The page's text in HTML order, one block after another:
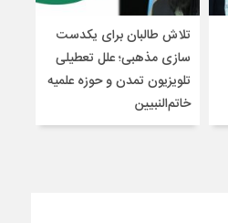
تلاش طالبان برای یکدست
سازی مذهبی؛ علل تعطیلی
تلویزیون تمدن و حوزه علمیه
خاتم‌النبیین